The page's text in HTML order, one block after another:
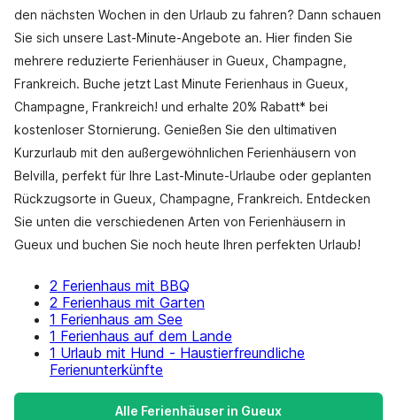
den nächsten Wochen in den Urlaub zu fahren? Dann schauen
Sie sich unsere Last-Minute-Angebote an. Hier finden Sie
mehrere reduzierte Ferienhäuser in Gueux, Champagne,
Frankreich. Buche jetzt Last Minute Ferienhaus in Gueux,
Champagne, Frankreich! und erhalte 20% Rabatt* bei
kostenloser Stornierung. Genießen Sie den ultimativen
Kurzurlaub mit den außergewöhnlichen Ferienhäusern von
Belvilla, perfekt für Ihre Last-Minute-Urlaube oder geplanten
Rückzugsorte in Gueux, Champagne, Frankreich. Entdecken
Sie unten die verschiedenen Arten von Ferienhäusern in
Gueux und buchen Sie noch heute Ihren perfekten Urlaub!
2 Ferienhaus mit BBQ
2 Ferienhaus mit Garten
1 Ferienhaus am See
1 Ferienhaus auf dem Lande
1 Urlaub mit Hund - Haustierfreundliche
Ferienunterkünfte
Alle Ferienhäuser in Gueux